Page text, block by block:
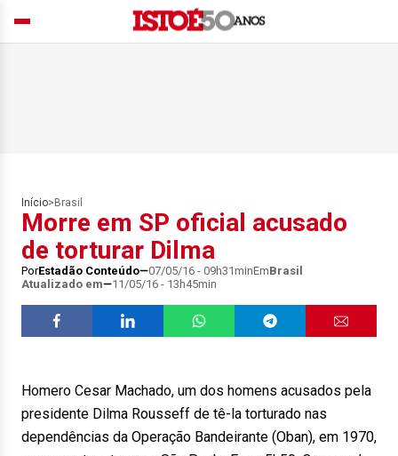
Início> Brasil
Morre em SP oficial acusado
de torturar Dilma
PorEstadão Conteúdo 07/05/16 - 09h31minEmBrasil
Atualizado em
11/05/16 - 13h45min
Homero Cesar Machado, um dos homens acusados pela
presidente Dilma Rousseff de tê-la torturado nas
dependências da Operação Bandeirante (Oban), em 1970,